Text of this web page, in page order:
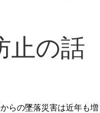
止の話
らの墜落災害は近年も増